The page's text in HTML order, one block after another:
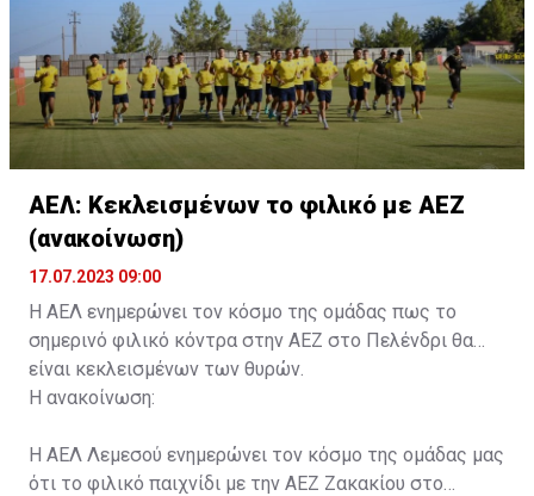
ΑΕΛ: Κεκλεισμένων το φιλικό με ΑΕΖ
(ανακοίνωση)
17.07.2023 09:00
Η ΑΕΛ ενημερώνει τον κόσμο της ομάδας πως το
σημερινό φιλικό κόντρα στην ΑΕΖ στο Πελένδρι θα
είναι κεκλεισμένων των θυρών.
Η ανακοίνωση:
Η ΑΕΛ Λεμεσού ενημερώνει τον κόσμο της ομάδας μας
ότι το φιλικό παιχνίδι με την ΑΕΖ Ζακακίου στο